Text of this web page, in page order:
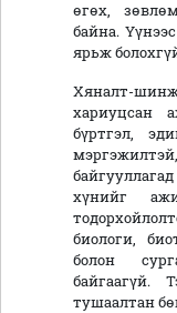
өгөх,
байна.
ярьж
Хяналт-
хариуцсан
бүртгэл,
хүнийг
биологи,
болон
байгаагүй.
тушаалтан